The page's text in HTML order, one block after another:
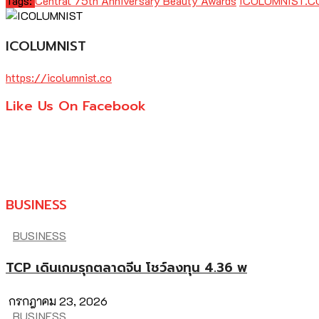
ICOLUMNIST
https://icolumnist.co
Like Us On Facebook
BUSINESS
BUSINESS
TCP เดินเกมรุกตลาดจีน โชว์ลงทุน 4.36 พ
กรกฎาคม 23, 2026
BUSINESS